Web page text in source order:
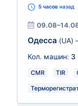
5 часов назад
Одесса (UA)
Кол. машин: 3
CMR TIR